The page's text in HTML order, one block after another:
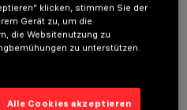
klicken, stimmen Sie der
Gerät zu, um die
die Websitenutzung zu
zu unterstützen.
Alle Cookies akzeptieren